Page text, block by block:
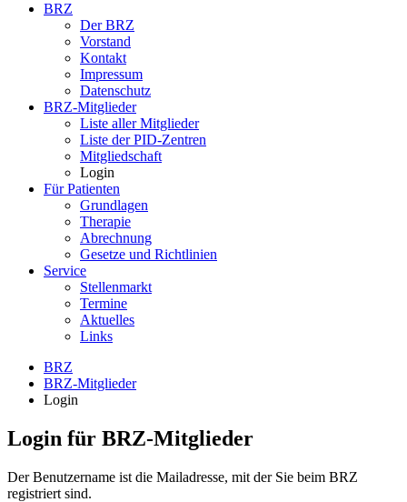
BRZ
Der BRZ
Vorstand
Kontakt
Impressum
Datenschutz
BRZ-Mitglieder
Liste aller Mitglieder
Liste der PID-Zentren
Mitgliedschaft
Login
Für Patienten
Grundlagen
Therapie
Abrechnung
Gesetze und Richtlinien
Service
Stellenmarkt
Termine
Aktuelles
Links
BRZ
BRZ-Mitglieder
Login
Login für BRZ-Mitglieder
Der Benutzername ist die Mailadresse, mit der Sie beim BRZ
registriert sind.